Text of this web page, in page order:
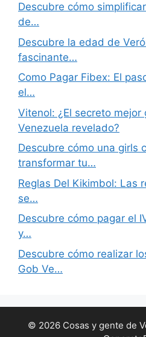
Descubre cómo
de…
Descubre la edad de
fascinante…
Como Pagar Fibex: El
el…
Vitenol: ¿El secreto mejor
Venezuela revelado?
Descubre cómo una girls
transformar tu…
Reglas Del Kikimbol: Las
se…
Descubre cómo pagar el
y…
Descubre cómo realizar
Gob Ve…
© 2026 Cosas y gente de